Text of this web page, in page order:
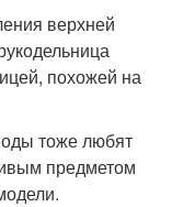
верхней
похожей на
тоже любят
предметом